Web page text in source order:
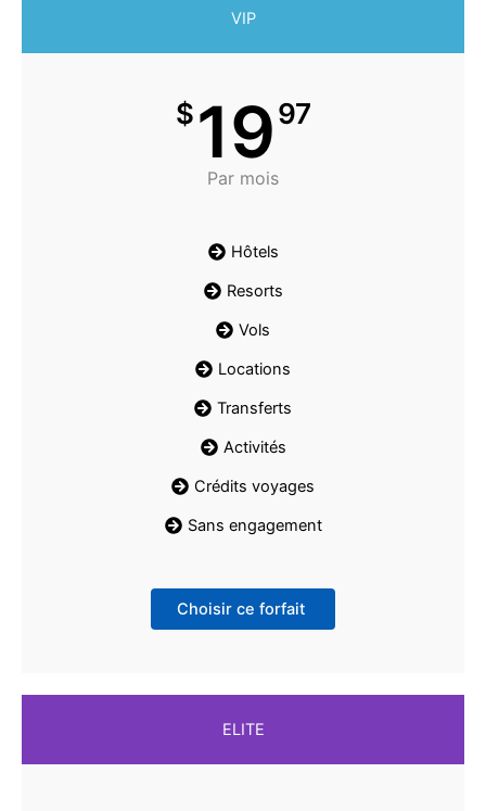
VIP
$1997
Par mois
Hôtels
Resorts
Vols
Locations
Transferts
Activités
Crédits voyages
Sans engagement
Choisir ce forfait
ELITE